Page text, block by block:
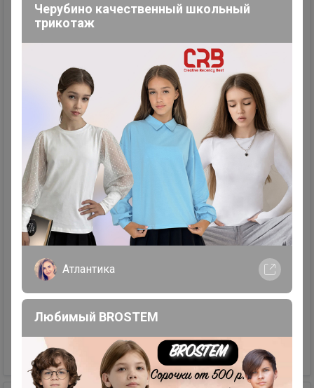
12 1 65
Платье
Размер: M. Цвет: Синий.
Продавец
katerinichka
1 474,60 р.
Черубино качественный школьный
трикотаж
Атлантика
Любимый BROSTEM